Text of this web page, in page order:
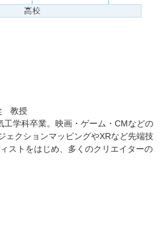
教授
工学科卒業。映画・ゲーム・CMなどの
ェクションマッピングやXRなど先端技
ストをはじめ、多くのクリエイターの